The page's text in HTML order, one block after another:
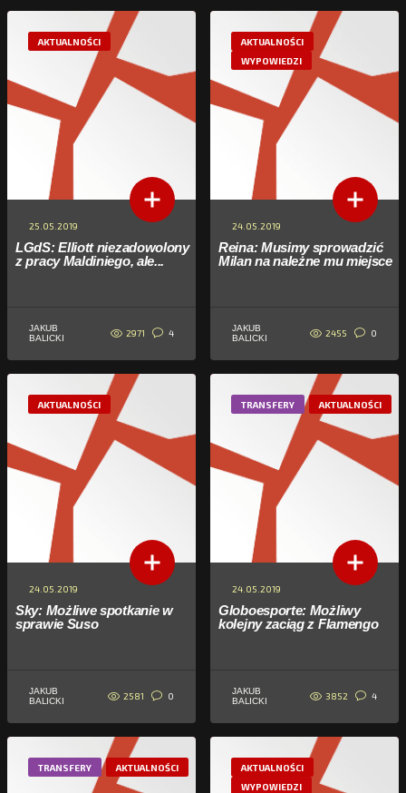
AKTUALNOŚCI
25.05.2019
LGdS: Elliott niezadowolony
z pracy Maldiniego, ale...
JAKUB
BALICKI
2971 4
AKTUALNOŚCI
WYPOWIEDZI
24.05.2019
Reina: Musimy sprowadzić
Milan na należne mu miejsce
JAKUB
BALICKI
2455 0
AKTUALNOŚCI
24.05.2019
Sky: Możliwe spotkanie w
sprawie Suso
JAKUB
BALICKI
2581 0
TRANSFERY AKTUALNOŚCI
24.05.2019
Globoesporte: Możliwy
kolejny zaciąg z Flamengo
JAKUB
BALICKI
3852 4
TRANSFERY AKTUALNOŚCI
AKTUALNOŚCI
WYPOWIEDZI